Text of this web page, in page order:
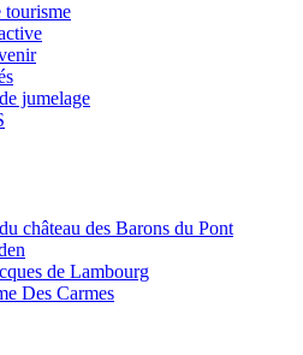
tourisme
jumelage
château des Barons du Pont
de Lambourg
Des Carmes